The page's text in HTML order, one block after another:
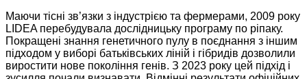
Маючи тісні зв’язки з індустрією та фермерами, 2009 року
LIDEA перебудувала дослідницьку програму по ріпаку.
Покращені знання генетичного пулу в поєднання з іншим
підходом у виборі батьківських ліній і гібридів дозволили
виростити нове покоління генів. З 2023 року цей підхід і